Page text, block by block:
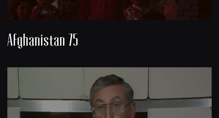
Afghanistan 75